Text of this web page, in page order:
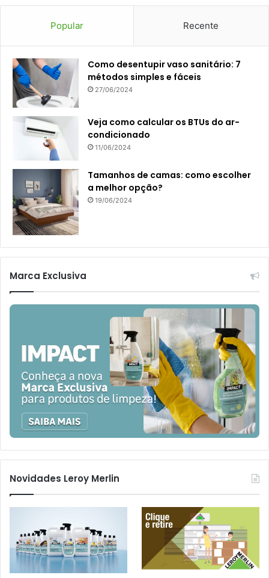
Popular Recente
Como desentupir vaso sanitário: 7
métodos simples e fáceis
27/06/2024
Veja como calcular os BTUs do ar-
condicionado
11/06/2024
Tamanhos de camas: como escolher
a melhor opção?
19/06/2024
Marca Exclusiva
Novidades Leroy Merlin